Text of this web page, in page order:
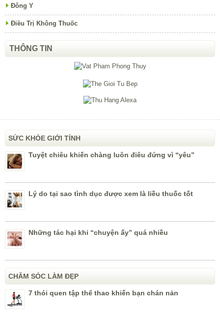
Đông Y
Điều Trị Không Thuốc
THÔNG TIN
SỨC KHỎE GIỚI TÍNH
Tuyệt chiêu khiến chàng luôn điêu đứng vì “yêu”
Lý do tại sao tình dục được xem là liều thuốc tốt
Những tác hại khi “chuyện ấy” quá nhiều
CHĂM SÓC LÀM ĐẸP
7 thói quen tập thể thao khiến bạn chán nản